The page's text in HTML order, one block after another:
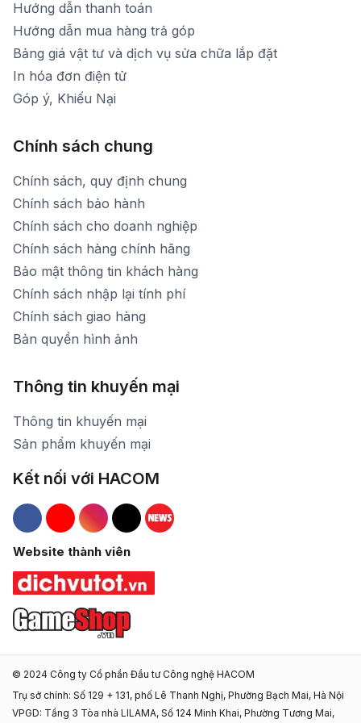
Hướng dẫn thanh toán
Hướng dẫn mua hàng trả góp
Bảng giá vật tư và dịch vụ sửa chữa lắp đặt
In hóa đơn điện tử
Góp ý, Khiếu Nại
Chính sách chung
Chính sách, quy định chung
Chính sách bảo hành
Chính sách cho doanh nghiệp
Chính sách hàng chính hãng
Bảo mật thông tin khách hàng
Chính sách nhập lại tính phí
Chính sách giao hàng
Bản quyền hình ảnh
Thông tin khuyến mại
Thông tin khuyến mại
Sản phẩm khuyến mại
Kết nối với HACOM
Hacom Facebook
Hacom YouTube
Hacom Instagram
Hacom TikTok
Website thành viên
© 2024 Công ty Cổ phần Đầu tư Công nghệ HACOM
Trụ sở chính: Số 129 + 131, phố Lê Thanh Nghị, Phường Bạch Mai, Hà Nội
VPGD: Tầng 3 Tòa nhà LILAMA, Số 124 Minh Khai, Phường Tương Mai,